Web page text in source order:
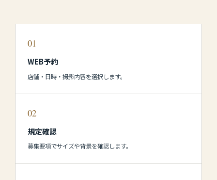
01
WEB予約
店舗・日時・撮影内容を選択します。
02
規定確認
募集要項でサイズや背景を確認します。